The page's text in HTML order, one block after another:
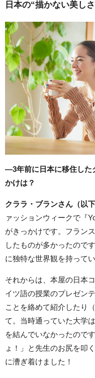
日本の“描かない美し
―3年前に日本に移住した
かけは？
クララ・ブランさん（以
ァッションウィークで『
がきっかけです。フラン
したものが多かったので
に独特な世界観を持ってい
それからは、本屋の日本
イツ語の授業のプレゼン
ことを絡めて紹介したり
て。当時通っていた大学
を結んでいなかったので
ょ！」と先生のお尻を叩
に漕ぎ着けました！